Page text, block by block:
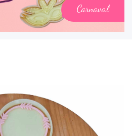
Carnaval